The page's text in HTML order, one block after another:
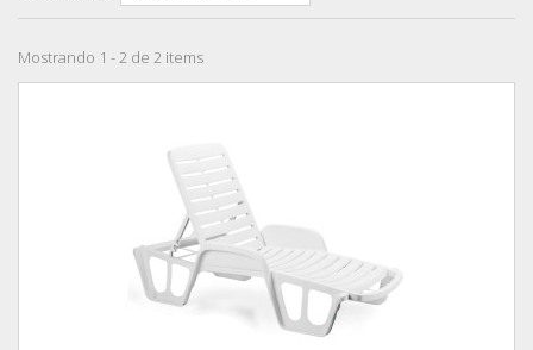
Mostrando 1 - 2 de 2 items